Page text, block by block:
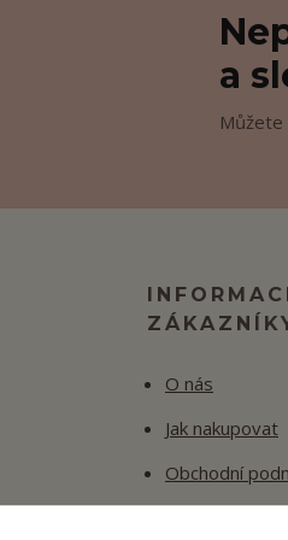
a
Můžete
O nás
Jak nakupovat
Obchodní